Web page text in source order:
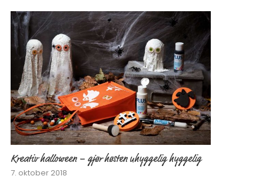
Kreativ halloween – gjør høsten uhyggelig hyggelig
7. oktober 2018